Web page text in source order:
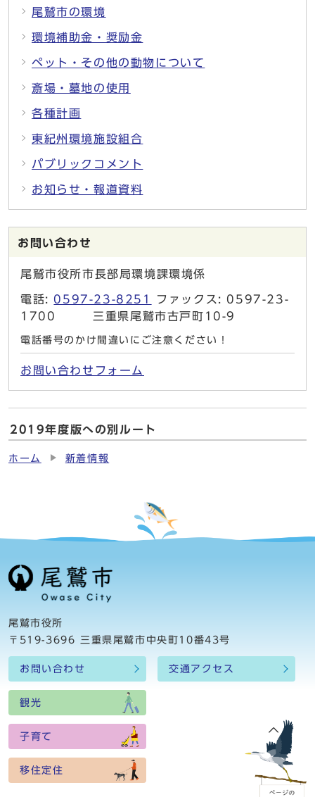
尾鷲市の環境
環境補助金・奨励金
ペット・その他の動物について
斎場・墓地の使用
各種計画
東紀州環境施設組合
パブリックコメント
お知らせ・報道資料
お問い合わせ
尾鷲市役所市長部局環境課環境係
電話: 0597-23-8251
ファックス: 0597-23-
1700 三重県尾鷲市古戸町10-9
電話番号のかけ間違いにご注意ください！
お問い合わせフォーム
2019年度版への別ルート
ホーム 新着情報
尾鷲市役所
〒519-3696 三重県尾鷲市中央町10番43号
お問い合わせ 交通アクセス
観光
子育て
移住定住